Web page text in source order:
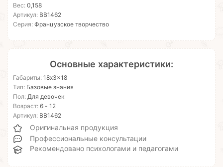
Вес: 0,158
Артикул: ВВ1462
Серия: Французское творчество
Основные характеристики:
Габариты: 18x3x18
Тип: Базовые знания
Пол: Для девочек
Возраст: 6 - 12
Артикул: ВВ1462
Оригинальная продукция
Профессиональные консультации
Рекомендовано психологами и педагогами